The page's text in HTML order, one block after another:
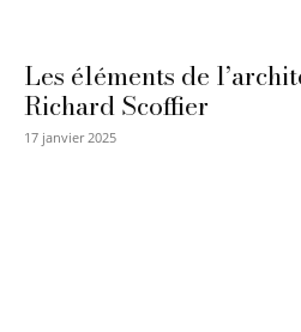
Les éléments de
Richard Scoffier
17 janvier 2025